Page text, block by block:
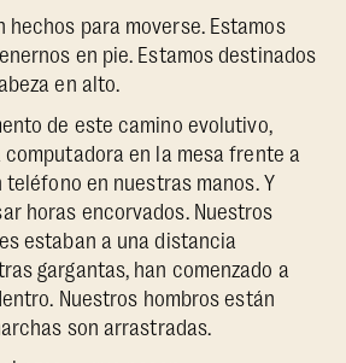
hechos para moverse. Estamos
en pie. Estamos destinados
en alto.
de este camino evolutivo,
en la mesa frente a
en nuestras manos. Y
horas encorvados. Nuestros
estaban a una distancia
gargantas, han comenzado a
Nuestros hombros están
son arrastradas.